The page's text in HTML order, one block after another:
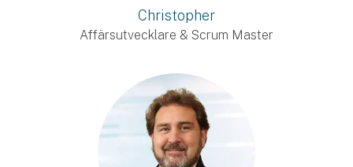
Christopher
Affärsutvecklare & Scrum Master